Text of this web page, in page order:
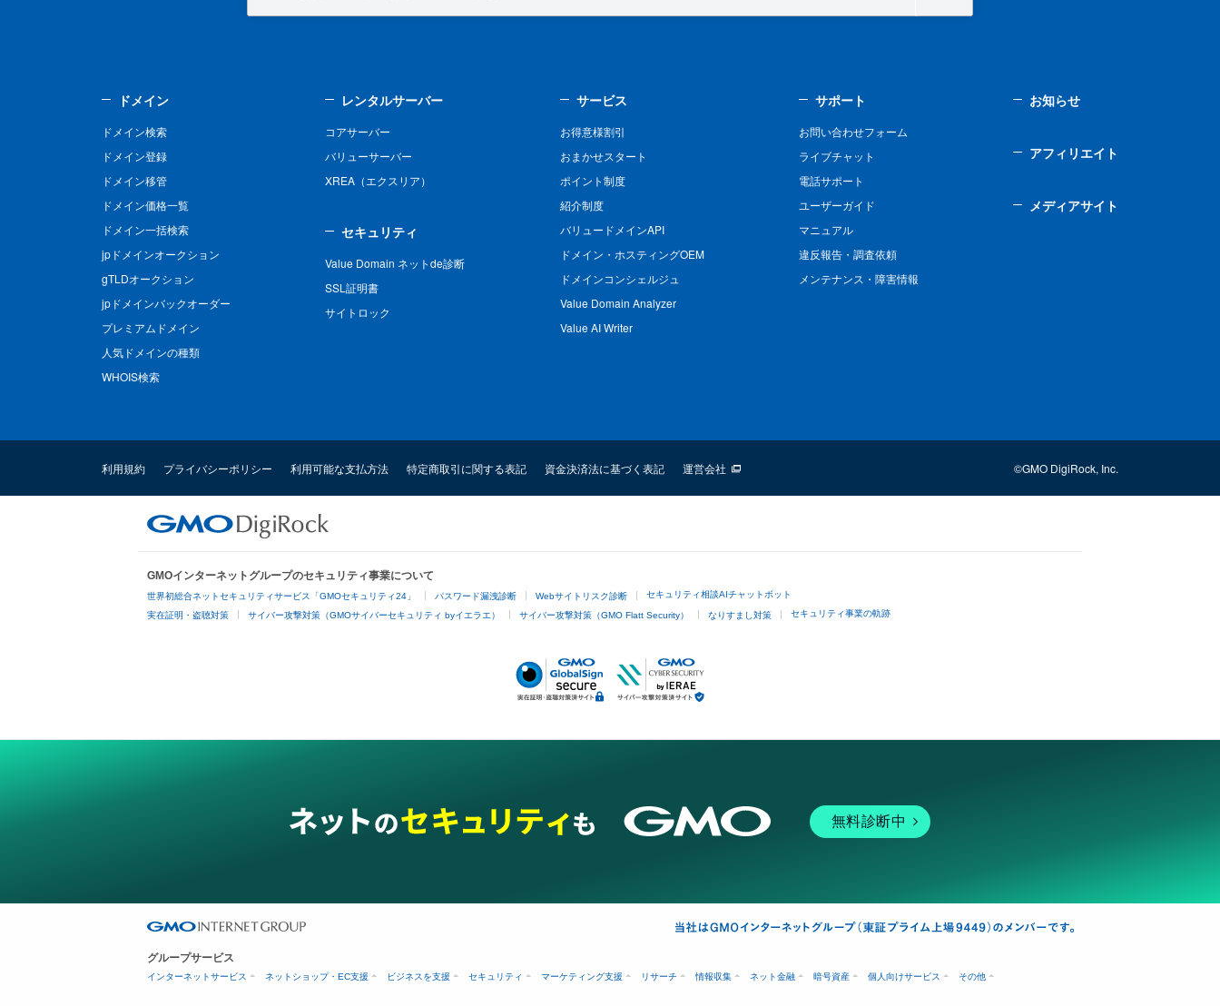
ドメイン
ドメイン検索
ドメイン登録
ドメイン移管
ドメイン価格一覧
ドメイン一括検索
jpドメインオークション
gTLDオークション
jpドメインバックオーダー
プレミアムドメイン
人気ドメインの種類
WHOIS検索
レンタルサーバー
コアサーバー
バリューサーバー
XREA（エクスリア）
セキュリティ
Value Domain ネットde診断
SSL証明書
サイトロック
サービス
お得意様割引
おまかせスタート
ポイント制度
紹介制度
バリュードメインAPI
ドメイン・ホスティングOEM
ドメインコンシェルジュ
Value Domain Analyzer
Value AI Writer
サポート
お問い合わせフォーム
ライブチャット
電話サポート
ユーザーガイド
マニュアル
違反報告・調査依頼
メンテナンス・障害情報
お知らせ
アフィリエイト
メディアサイト
利用規約 プライバシーポリシー 利用可能な支払方法 特定商取引に関する表記 資金決済法に基づく表記 運営会社 ©GMO DigiRock, Inc.
GMOインターネットグループのセキュリティ事業について
世界初総合ネットセキュリティサービス「GMOセキュリティ24」 パスワード漏洩診断 Webサイトリスク診断 セキュリティ相談AIチャットボット
実在証明・盗聴対策 サイバー攻撃対策（GMOサイバーセキュリティ byイエラエ） サイバー攻撃対策（GMO Flatt Security） なりすまし対策 セキュリティ事業の軌跡
無料診断中
グループサービス
インターネットサービス ネットショップ・EC支援 ビジネスを支援 セキュリティ マーケティング支援 リサーチ 情報収集 ネット金融 暗号資産 個人向けサービス その他